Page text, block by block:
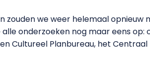
zouden we weer helemaal opnieuw
onderzoeken nog maar eens
Cultureel Planbureau, het